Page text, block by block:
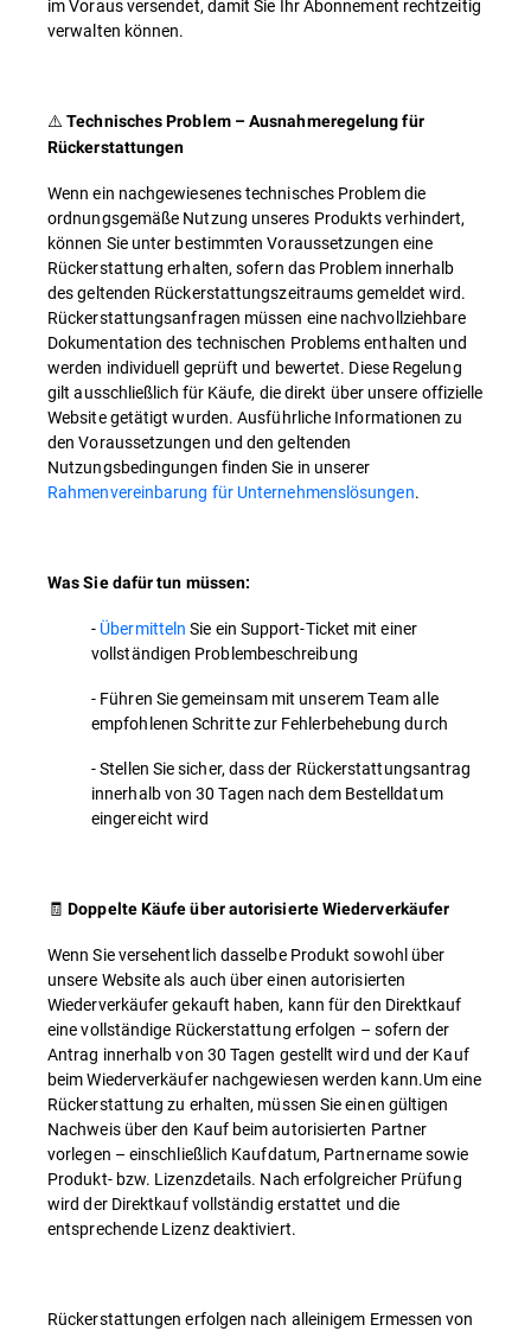
im Voraus versendet, damit Sie Ihr Abonnement rechtzeitig
verwalten können.
⚠️Technisches Problem – Ausnahmeregelung für
Rückerstattungen
Wenn ein nachgewiesenes technisches Problem die
ordnungsgemäße Nutzung unseres Produkts verhindert,
können Sie unter bestimmten Voraussetzungen eine
Rückerstattung erhalten, sofern das Problem innerhalb
des geltenden Rückerstattungszeitraums gemeldet wird.
Rückerstattungsanfragen müssen eine nachvollziehbare
Dokumentation des technischen Problems enthalten und
werden individuell geprüft und bewertet. Diese Regelung
gilt ausschließlich für Käufe, die direkt über unsere offizielle
Website getätigt wurden. Ausführliche Informationen zu
den Voraussetzungen und den geltenden
Nutzungsbedingungen finden Sie in unserer
Rahmenvereinbarung für Unternehmenslösungen.
Was Sie dafür tun müssen:
- Übermitteln Sie ein Support-Ticket mit einer
vollständigen Problembeschreibung
- Führen Sie gemeinsam mit unserem Team alle
empfohlenen Schritte zur Fehlerbehebung durch
- Stellen Sie sicher, dass der Rückerstattungsantrag
innerhalb von 30 Tagen nach dem Bestelldatum
eingereicht wird
🧾Doppelte Käufe über autorisierte Wiederverkäufer
Wenn Sie versehentlich dasselbe Produkt sowohl über
unsere Website als auch über einen autorisierten
Wiederverkäufer gekauft haben, kann für den Direktkauf
eine vollständige Rückerstattung erfolgen – sofern der
Antrag innerhalb von 30 Tagen gestellt wird und der Kauf
beim Wiederverkäufer nachgewiesen werden kann.Um eine
Rückerstattung zu erhalten, müssen Sie einen gültigen
Nachweis über den Kauf beim autorisierten Partner
vorlegen – einschließlich Kaufdatum, Partnername sowie
Produkt- bzw. Lizenzdetails. Nach erfolgreicher Prüfung
wird der Direktkauf vollständig erstattet und die
entsprechende Lizenz deaktiviert.
Rückerstattungen erfolgen nach alleinigem Ermessen von